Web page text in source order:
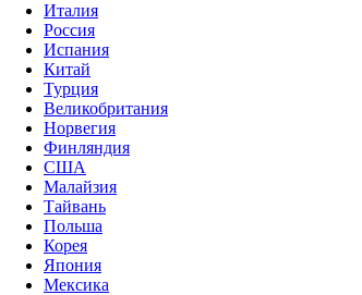
Италия
Россия
Испания
Китай
Турция
Великобритания
Норвегия
Финляндия
США
Малайзия
Тайвань
Польша
Корея
Япония
Мексика